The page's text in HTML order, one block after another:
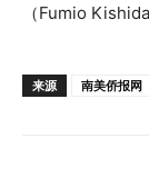
（Fumio Kishida
来源 南美侨报网